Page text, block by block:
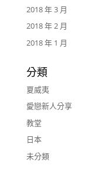
2018 年 3 月
2018 年 2 月
2018 年 1 月
分類
夏威夷
愛戀新人分享
教堂
日本
未分類